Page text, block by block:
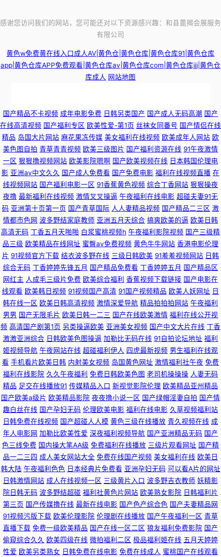
感谢您访问我们的网站，您可能还对以下资源感兴趣：和县蓖揭会展服务
有限公司
黄色w免费黄在线入口成人AV|黄色仓|黄色仓库|黄色仓库91|黄色仓库
app|黄色仓库APP免费观看|黄色仓库av|黄色仓库com|黄色仓库jjj|黄色仓
库成人 网站地图
费福利社老司机 日本理论免费在线观看 成人性交黄色片免费看 国产精品一
精二精 免费看黄网站污污污 99国产 东方AV在线国产精品高清一区 欧美69网
91小仙女思妍 亚洲日韩色性视频 久久人热人 91豆花网页 性交电影 黄色色情
婷婷影院 青青艹狠狠干 91迅雷种子在线观看 91白丝视频 久久色播日本成人
不卡 网站在线观看mv视频 国产一二三视频 瑟瑟av中文 日韩色图第三页 白
丝后入 91舞社官网 久草导航 国产91不卡 成人久久A毛片 美女性生活网站 91
骚货妇noav 亚洲美女国产探花 亚洲色在线资源 日本不卡视频在线 久久人热
人 91男男视频 伊人久久黄色视频 九草免费色站 熟女AV色站导航 亚洲综合日
韩欧美 国产毛片网页 人人妻AV在线 欧日韩在线视频 国产乱视在线 极品吃瓜
福利 蜜臀av 91久久91 熟女视频 国产91传媒 国产欧美日韩在线 WWWAv电
影网 三级片国产久久 豆花社区网站 久久成人Av网 美女在线网站视频 草草限
在线一区 国产精品天 91男女 五月天色色 韩日三级 青青色情 欧美日韩99 精
品一区二区三区日韩蜜桃 日本熟女AV jk啪啪内射 超碰网人人操 欧美色综合
片 91学生妹视频 在线亚洲精品福利导航 黑丝美女网站 日韩无码高清网站 欧
美娱乐中文网 91在线 亚洲欧美日韩 韩国一级网站 久久艹一区 浮力影院国产
第一 国产精品一二三区夜夜躁 91网址在线免费观看 黑料网a片 男人色色91
91精品中文字幕 天天综合姐姐色 国产情侣自拍 免费福利社老司机 欧美日韩
国产精品不卡视频 成年电影免费 日韩另类国产 国产成人无码高潮 国产
在线高清视频 国产福利专区 欧美性爱-第1页 丝袜女同番号 国产情侣在线
精品 岛国大片网站 麻花果冻传媒 美女福利在线视频 欧美成年人网站 欧
美色图自拍 青草青青视频 欧美三级图片 国产福利资源在线 91午夜激情
一区 狠狠撸视频网站 欧美影院嗯啊 国产欧美视频在线 日本韩国伦理电
影 亚洲av中文久久 国产成人免费看 国产免费电影 福利在线视频直播 在
线视频网站 国产福利电影一区 91香蕉黄色视频 综合丁香网站 狠狠操夜
夜撸 最新福利在线视频 激情叉叉操逼 午夜福利在线电影 超碰夫妻91无
码 亚洲第十页第一页 国产青草国际 人人妻精品视频 国产精品二三区 激
情都市色网 波多野结家庭教师 亚洲五月天综合 搞爽欧美的逼 欧美日韩
高清无码 丁香五月天啪啪 白浆蜜桃视频h 午夜福利影院视频 国产三级精
品三级 欧美精品在线网址 蜜臀av免费视频 黄色牛牛网站 香港电影伦理
片 91视频官方下载 结衣波多野在线 三级日韩欧美 91羞羞视频网站 日韩
综合无码 丁香婷婷先锋五月 国产精品免费看 丁香婷婷五月
国产精品区
网红主 人成毛三级片免费 欧美综合福利 香蕉视频下载链接 国产电影在
线观看 欧美韩日视频 91视频国产高清 91国产视频精品 欧美人妖网址 日
韩在线一区 欧美日韩高清视频 激情深爱导航 精品拍拍拍网站 午夜福利
男男 国产无限毛片 欧美日韩一二三 国产在线欧美激情 福利在线公开视
频 高清国产剧第1页 另类操逼欧美 亚洲美女视频 国产中文大片在线 丁香
激激亚洲综合 日韩欧美色图操逼 加勒比无码在线 91自拍论坛地址 福利
姬视频导航 午夜网站在线 超碰福利伊人 四虎最新视频 男生福利在线观
看 手机看片欧美日韩 内射美女视频 岛国黄色网址 激情福利社午夜 免费
福利在线影院 久久午夜福利 免费日韩欧美色图 老司机操操操 人妻无码
精品 足交在线播放91 传媒精品入口 新视觉影院伦理 欧美精品亚州精品
国产欧美a级片 欧美精品影院 夜夜撸小说一区 国产绿帽淫妻自拍 国产情
趣白丝在线 国产孕妇无码 伦理欧美电影 福利在线电影 久草视频福利站
日韩免费在线视频 国产超碰人人模 黄色三级在线播放 青久视频在线 成
年人电影网 加勒比欧美性爱 深夜福利视频导航 国产亚洲精品无码 国产
色三线免费 国内操大笔AA级 免费福利在线播放 三级片观看网址 国产精
品一二三四 成人美女网站大全 免费在线国产视频 美女福利在线 欧美日
韩大陆 午夜福利色色 日本经典片免费看 亚洲孕妇无码 可以看A片的网址
日韩激情网站 成人在线视频一区 三级黄片入口 波多野吉衣教师 妖精影
院日韩无码 波多野结超碰 福利社黄色片网站 欧美熟女影院 日韩福利片
第三页 国产传媒撸在线 最新在线电影 国产色产综合色 国产夫妻精品网
91视频污版下载 欧美伦理影院 伦理剧在线播放 国产午夜福利一区 青草
直播下载 免费一级欧美精品 国产在线一区二区 狼友福利免费影院 国产
偷窥综合久久 欧美四级在线 微拍福利二区 极品福利姬在线 五月天婷婷
性爱 欧美另类熟女 日韩免费在线电影 免费在线成人 蜜桃国产在线观看